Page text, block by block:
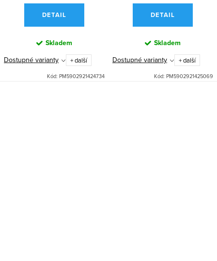
DETAIL
Skladem
Dostupné varianty + další
Kód: PM5902921424734
DETAIL
Skladem
Dostupné varianty + další
Kód: PM5902921425069